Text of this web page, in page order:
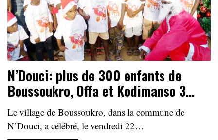
N’Douci: plus de 300 enfants de
Boussoukro, Offa et Kodimanso 3…
Le village de Boussoukro, dans la commune de
N’Douci, a célébré, le vendredi 22…